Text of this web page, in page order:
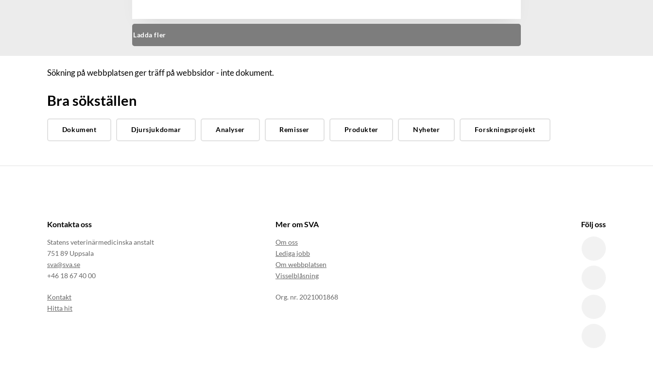
Ladda fler
Sökning på webbplatsen ger träff på webbsidor - inte dokument.
Bra sökställen
Dokument Djursjukdomar Analyser Remisser Produkter Nyheter Forskningsprojekt
Kontakta oss
Statens veterinärmedicinska anstalt
751 89 Uppsala
sva@sva.se
+46 18 67 40 00
Kontakt
Hitta hit
Mer om SVA
Om oss
Lediga jobb
Om webbplatsen
Visselblåsning
Org. nr. 2021001868
Följ oss